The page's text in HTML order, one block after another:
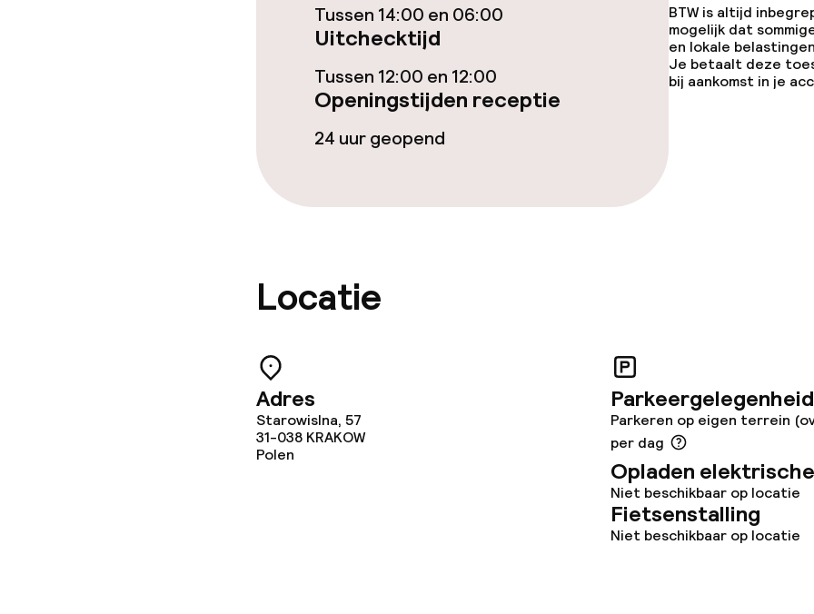
Eet- en drinkgelegenheden
Eet- en drinkdiensten
Schoonmaakvoorzieningen
Wasservice
Tussen 14:00 en 06:00
Uitchecktijd
Tussen 12:00 en 12:00
Openingstijden receptie
24 uur geopend
BTW is altijd
mogelijk dat
en lokale
Je betaalt deze
bij aankomst in je
Locatie
Adres
Starowislna, 57
31-038 KRAKOW
Polen
Parkeergelegenheid
Parkeren op eigen terrein
per dag
Opladen
Niet beschikbaar op locatie
Fietsenstalling
Niet beschikbaar op locatie